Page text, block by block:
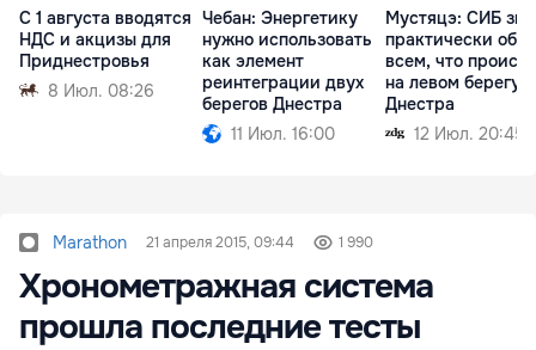
С 1 августа вводятся
НДС и акцизы для
Приднестровья
8 Июл. 08:26
Чебан: Энергетику
нужно использовать
как элемент
реинтеграции двух
берегов Днестра
11 Июл. 16:00
Мустяцэ: СИБ
практически обо
всем, что
на левом берегу
Днестра
12 Июл. 20:45
Marathon 21 апреля 2015, 09:44 1 990
Хронометражная система
прошла последние тесты